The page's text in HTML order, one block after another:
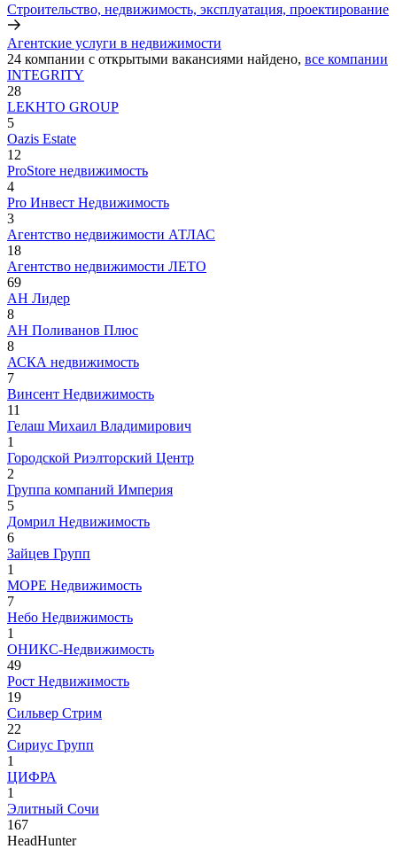
Строительство, недвижимость, эксплуатация, проектирование
Агентские услуги в недвижимости
24 компании с открытыми вакансиями найдено, все компании
INTEGRITY
28
LEKHTO GROUP
5
Oazis Estate
12
ProStore недвижимость
4
Pro Инвест Недвижимость
3
Агентство недвижимости АТЛАС
18
Агентство недвижимости ЛЕТО
69
АН Лидер
8
АН Поливанов Плюс
8
АСКА недвижимость
7
Винсент Недвижимость
11
Гелаш Михаил Владимирович
1
Городской Риэлторский Центр
2
Группа компаний Империя
5
Домрил Недвижимость
6
Зайцев Групп
1
МОРЕ Недвижимость
7
Небо Недвижимость
1
ОНИКС-Недвижимость
49
Рост Недвижимость
19
Сильвер Стрим
22
Сириус Групп
1
ЦИФРА
1
Элитный Сочи
167
HeadHunter